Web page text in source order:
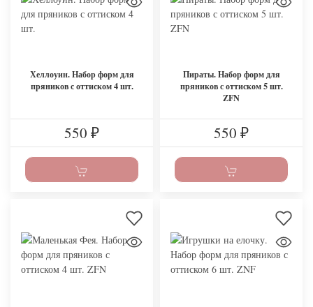
Хеллоуин. Набор форм для
пряников с оттиском 4 шт.
550 ₽
Пираты. Набор форм для
пряников с оттиском 5 шт.
ZFN
550 ₽